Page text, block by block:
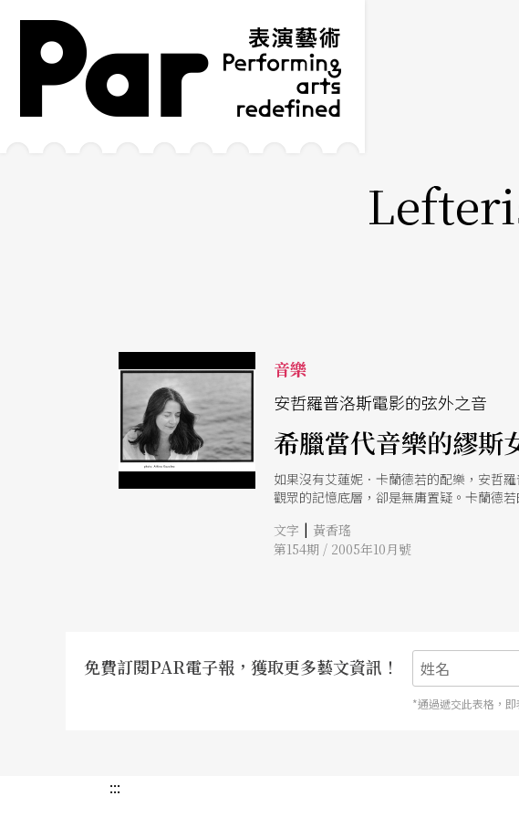
跳到主要內容區塊
網站導覽
音樂
安哲羅普洛斯電影的弦外之音
希臘當代音樂的繆
如果沒有艾蓮妮．卡蘭德若的配樂，安哲
觀眾的記憶底層，卻是無庸置疑。卡蘭德
文字 | 黃香瑤
第154期 / 2005年10月號
免費訂閱PAR電子報，獲取更多藝文資訊！
*通過遞交此表格，
:::